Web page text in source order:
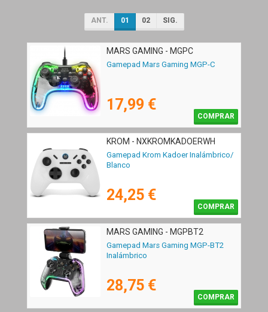
ANT. 01 02 SIG.
MARS GAMING - MGPC
Gamepad Mars Gaming MGP-C
17,99 €
COMPRAR
KROM - NXKROMKADOERWH
Gamepad Krom Kadoer Inalámbrico/
Blanco
24,25 €
COMPRAR
MARS GAMING - MGPBT2
Gamepad Mars Gaming MGP-BT2
Inalámbrico
28,75 €
COMPRAR